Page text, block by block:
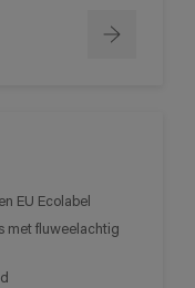
EU Ecolabel
met fluweelachtig